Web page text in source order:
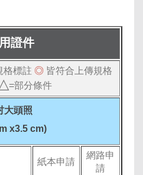
證件
格標註 ◎ 皆符合上傳規格
△=部分條件
大頭照
x3.5 cm)
紙本申請
網路申
請